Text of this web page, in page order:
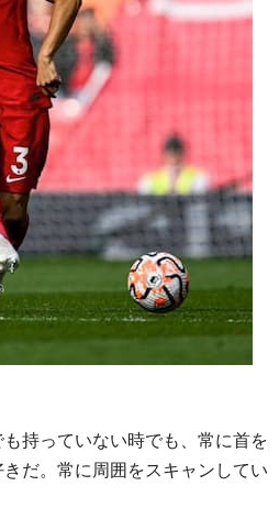
持っていない時でも、常に首を
だ。常に周囲をスキャンしてい